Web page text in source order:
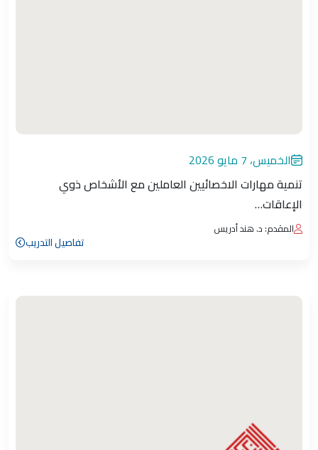
الخميس، 7 مايو 2026
تنمية مهارات الاخصائيين العاملين مع الأشخاص ذوي
الإعاقات…
المقدم: د. هند أدريس
تفاصيل التدريب